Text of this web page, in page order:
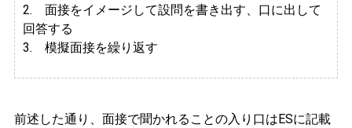
2. 面接をイメージして設問を書き出す、口に出して
回答する
3. 模擬面接を繰り返す
前述した通り、面接で聞かれることの入り口はESに記載